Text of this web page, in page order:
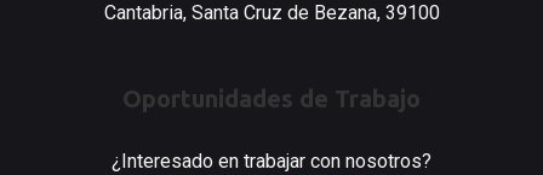
Cantabria, Santa Cruz de Bezana, 39100
Oportunidades de Trabajo
¿Interesado en trabajar con nosotros?